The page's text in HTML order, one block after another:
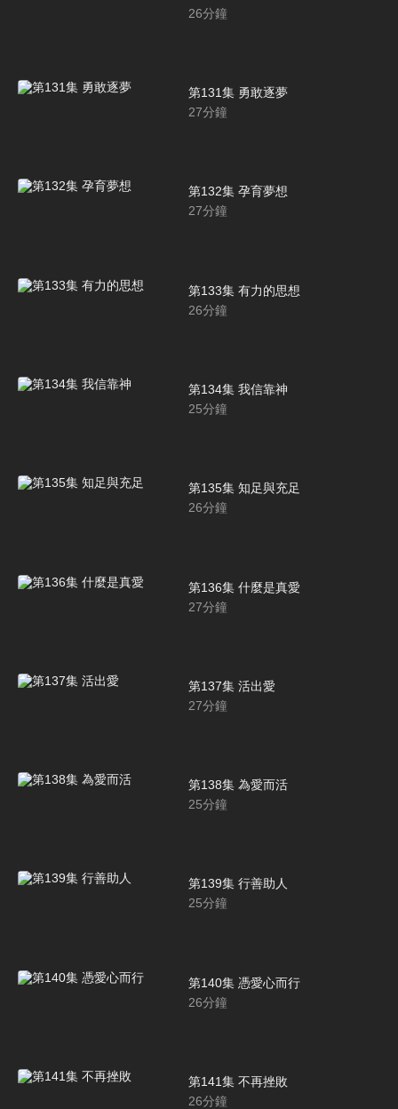
26分鐘
第131集 勇敢逐夢
27分鐘
第132集 孕育夢想
27分鐘
第133集 有力的思想
26分鐘
第134集 我信靠神
25分鐘
第135集 知足與充足
26分鐘
第136集 什麼是真愛
27分鐘
第137集 活出愛
27分鐘
第138集 為愛而活
25分鐘
第139集 行善助人
25分鐘
第140集 憑愛心而行
26分鐘
第141集 不再挫敗
26分鐘